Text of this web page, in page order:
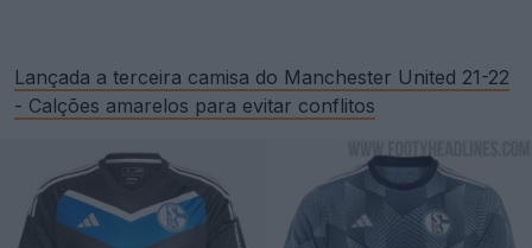
Lançada a terceira camisa do Manchester United 21-22
- Calções amarelos para evitar conflitos